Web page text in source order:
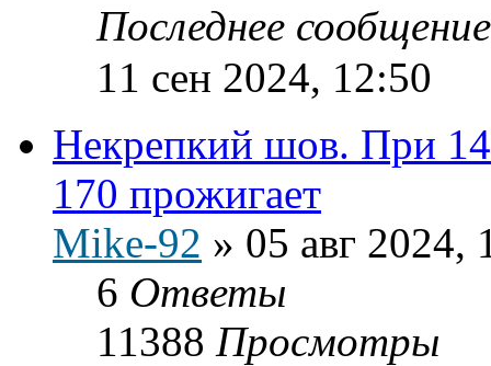
Последнее
11 сен 2024, 12:50
Некрепкий шов. При
170 прожигает
Mike-92 » 05 авг 2024,
6 Ответы
11388 Просмотры